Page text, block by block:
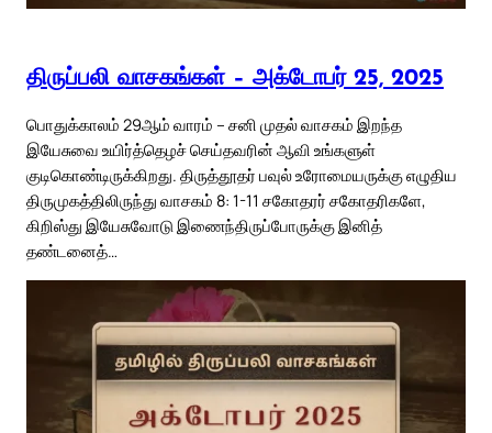
திருப்பலி வாசகங்கள் – அக்டோபர் 25, 2025
பொதுக்காலம் 29ஆம் வாரம் – சனி முதல் வாசகம் இறந்த
இயேசுவை உயிர்த்தெழச் செய்தவரின் ஆவி உங்களுள்
குடிகொண்டிருக்கிறது. திருத்தூதர் பவுல் உரோமையருக்கு எழுதிய
திருமுகத்திலிருந்து வாசகம் 8: 1-11 சகோதரர் சகோதரிகளே,
கிறிஸ்து இயேசுவோடு இணைந்திருப்போருக்கு இனித்
தண்டனைத்…